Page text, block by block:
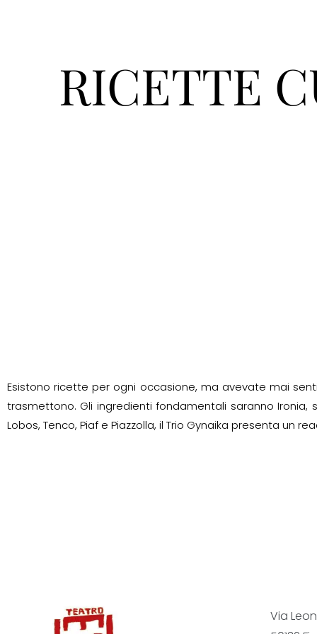
RICETTE
Esistono ricette per ogni occasione, ma avevate mai
trasmettono. Gli ingredienti fondamentali saranno
Lobos, Tenco, Piaf e Piazzolla, il Trio Gynaika presenta un
Via